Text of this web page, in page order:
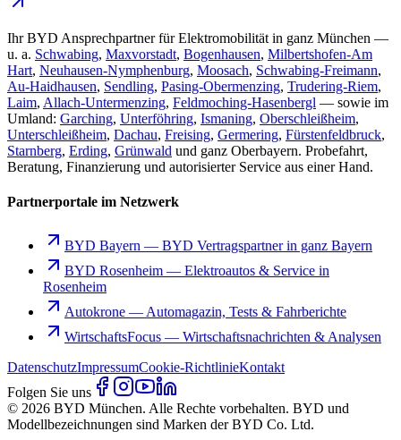
Ihr BYD Ansprechpartner für Elektromobilität in ganz München —
u. a. Schwabing, Maxvorstadt, Bogenhausen, Milbertshofen-Am
Hart, Neuhausen-Nymphenburg, Moosach, Schwabing-Freimann,
Au-Haidhausen, Sendling, Pasing-Obermenzing, Trudering-Riem,
Laim, Allach-Untermenzing, Feldmoching-Hasenbergl — sowie im
Umland: Garching, Unterföhring, Ismaning, Oberschleißheim,
Unterschleißheim, Dachau, Freising, Germering, Fürstenfeldbruck,
Starnberg, Erding, Grünwald und ganz Oberbayern. Probefahrt,
Beratung, Finanzierung und autorisierter Service aus einer Hand.
Partnerportale im Netzwerk
BYD Bayern — BYD Vertragspartner in ganz Bayern
BYD Rosenheim — Elektroautos & Service in
Rosenheim
Autokrone —Automagazin, Tests & Fahrberichte
WirtschaftsFocus — Wirtschaftsnachrichten & Analysen
DatenschutzImpressumCookie-RichtlinieKontakt
Folgen Sie uns
© 2026 BYD München. Alle Rechte vorbehalten. BYD und
Modellbezeichnungen sind Marken der BYD Co. Ltd.